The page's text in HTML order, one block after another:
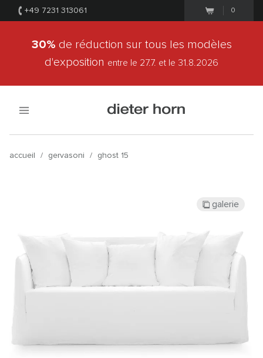
+49 7231 313061 0
30% de réduction sur tous les modèles
d'exposition entre le 27.7. et le 31.8.2026
accueil / gervasoni / ghost 15
galerie